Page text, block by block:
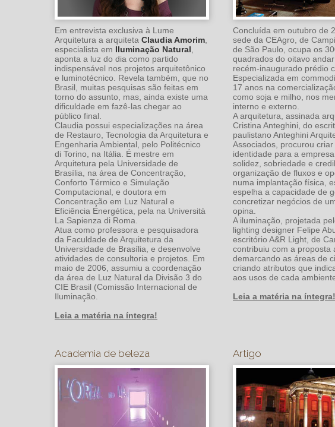
Em entrevista exclusiva à Lume
Arquitetura a arquiteta Claudia Amorim
especialista em Iluminação Natural
aponta a luz do dia como partido
indispensável nos projetos arquitetônico
e luminotécnico. Revela também, que no
Brasil, muitas pesquisas são feitas em
torno do assunto, mas, ainda existe uma
dificuldade em fazê-las chegar ao
público final.
Claudia possui especializações na área
de Restauro, Tecnologia da Arquitetura e
Engenharia Ambiental, pelo Politécnico
di Torino, na Itália. É mestre em
Arquitetura pela Universidade de
Brasília, na área de Concentração,
Conforto Térmico e Simulação
Computacional, e doutora em
Concentração em Luz Natural e
Eficiência Energética, pela na Università
La Sapienza di Roma.
Atua como professora e pesquisadora
da Faculdade de Arquitetura da
Universidade de Brasília, e desenvolve
atividades de consultoria e projetos. Em
maio de 2006, assumiu a coordenação
da área de Luz Natural da Divisão 3 do
CIE Brasil (Comissão Internacional de
Iluminação.
Leia a matéria na íntegra!
Concluída em outubro de
sede da CEAgro, de
de São Paulo, ocupa os
quadrados do oitavo
recém-inaugurado prédio
Especializada em
17 anos na
como soja e milho, nos
interno e externo.
A arquitetura, assinada
Cristina Anteghini, do
paulistano Anteghini
Associados, procurou criar
identidade para a
solidez, sobriedade e
organização de fluxos e
numa implantação física,
espelha a capacidade de
concretizar negócios de
opina.
A iluminação, projetada
lighting designer Felipe
escritório A&R Light, de
contribuiu com a proposta
demarcando as áreas de
criando atributos que
aos usos de cada
Leia a matéria na íntegra!
Academia de beleza Artigo